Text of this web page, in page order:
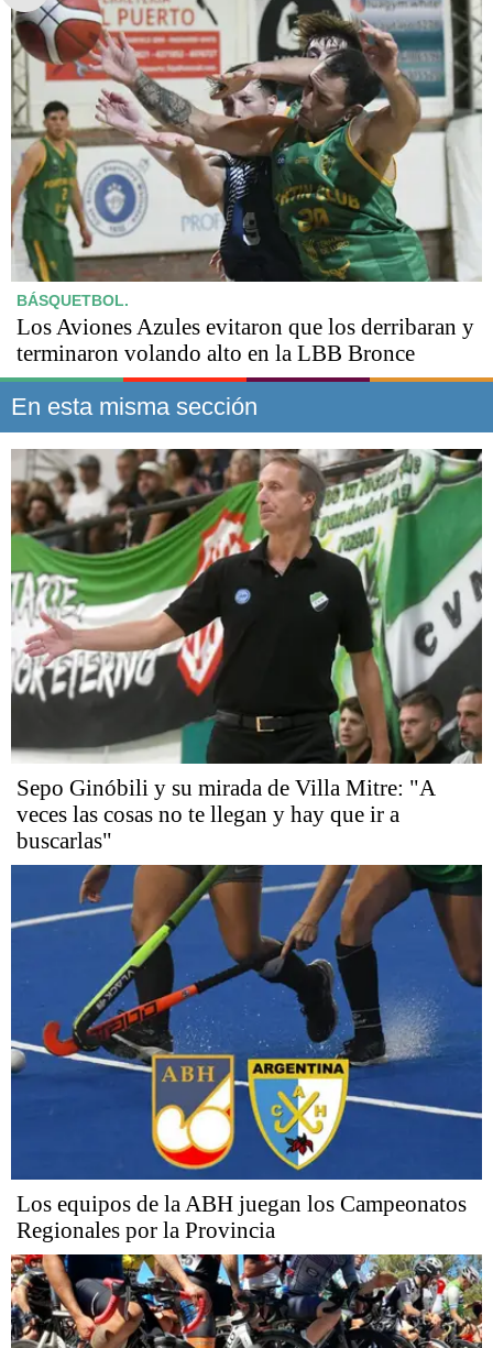
BÁSQUETBOL.
Los Aviones Azules evitaron que los derribaran y
terminaron volando alto en la LBB Bronce
En esta misma sección
Sepo Ginóbili y su mirada de Villa Mitre: "A
veces las cosas no te llegan y hay que ir a
buscarlas"
Los equipos de la ABH juegan los Campeonatos
Regionales por la Provincia